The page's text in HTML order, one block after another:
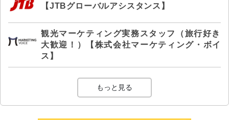
【JTBグローバルアシスタンス】
観光マーケティング実務スタッフ（旅行好き
大歓迎！）【株式会社マーケティング・ボイ
ス】
もっと見る